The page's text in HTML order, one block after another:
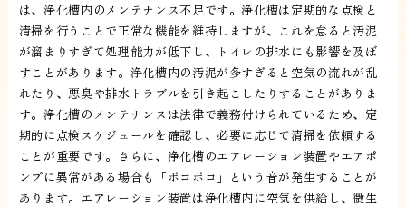
は、浄化槽内のメンテナンス不足です。浄化槽は定期的な点検と
清掃を行うことで正常な機能を維持しますが、これを怠ると汚泥
が溜まりすぎて処理能力が低下し、トイレの排水にも影響を及ぼ
すことがあります。浄化槽内の汚泥が多すぎると空気の流れが乱
れたり、悪臭や排水トラブルを引き起こしたりすることがありま
す。浄化槽のメンテナンスは法律で義務付けられているため、定
期的に点検スケジュールを確認し、必要に応じて清掃を依頼する
ことが重要です。さらに、浄化槽のエアレーション装置やエアポ
ンプに異常がある場合も「ボコボコ」という音が発生することが
あります。エアレーション装置は浄化槽内に空気を供給し、微生